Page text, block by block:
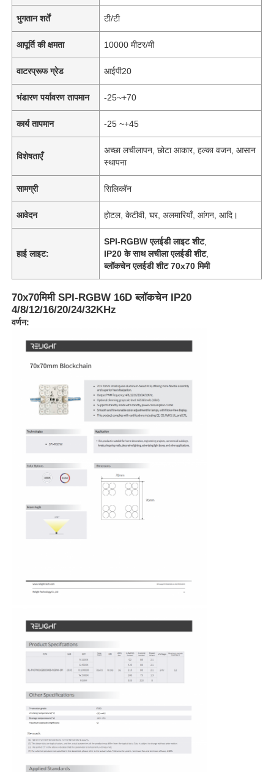
होम
उत्पाद
हमारे बारे में
भुगतान शर्तें टी/टी
आपूर्ति की क्षमता 10000 मीटर/मी
वाटरप्रूफ ग्रेड आईपी20
भंडारण पर्यावरण तापमान -25~+70
कार्य तापमान -25 ~+45
विशेषताएँ
अच्छा लचीलापन, छोटा आकार, हल्का वजन, आसान
स्थापना
सामग्री सिलिकॉन
आवेदन होटल, केटीवी, घर, अलमारियाँ, आंगन, आदि।
हाई लाइट:
SPI-RGBW एलईडी लाइट शीट,
IP20 के साथ लचीला एलईडी शीट,
ब्लॉकचेन एलईडी शीट 70x70 मिमी
70x70मिमी SPI-RGBW 16D ब्लॉकचेन IP20
4/8/12/16/20/24/32KHz
वर्णन: